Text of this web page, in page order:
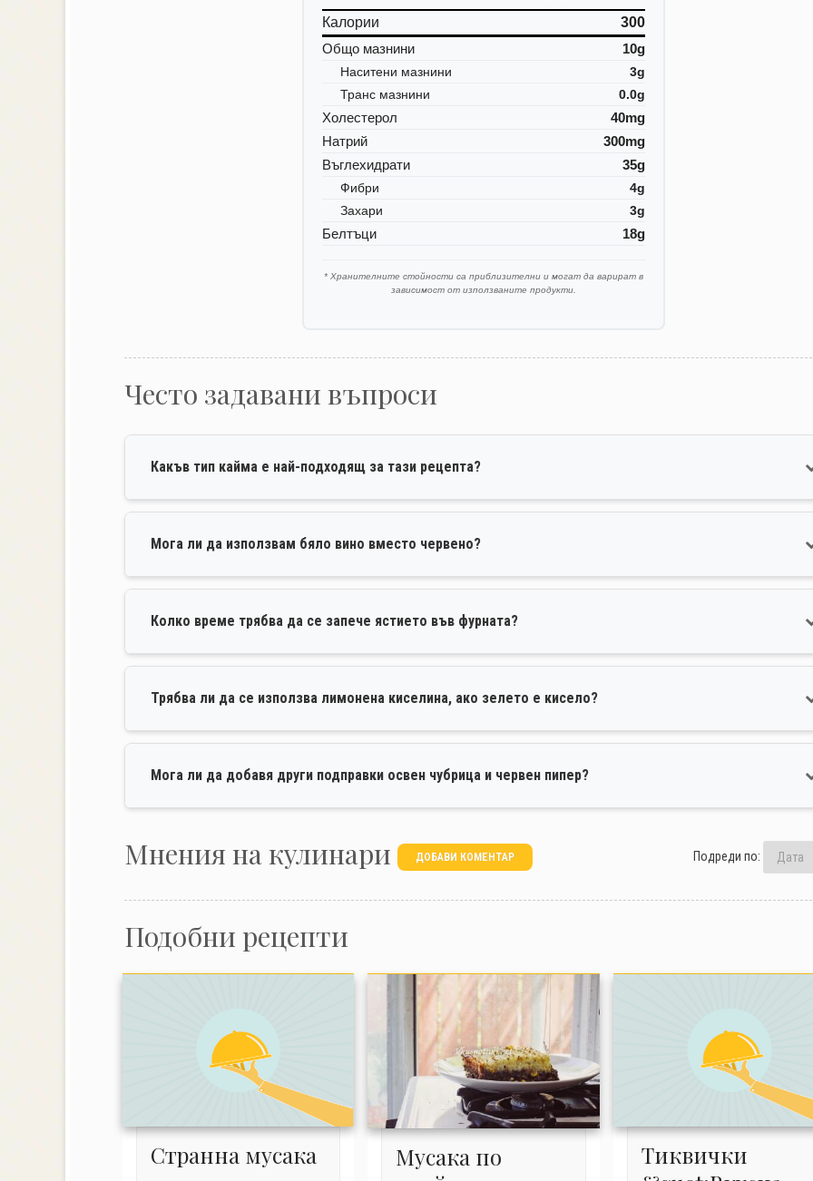
Калории
300
Общо мазнини
10g
Наситени мазнини
3g
Транс мазнини
0.0g
Холестерол
40mg
Натрий
300mg
Въглехидрати
35g
Фибри
4g
Захари
3g
Белтъци 18g
* Хранителните стойности са приблизителни и могат да варират в
зависимост от използваните продукти.
Често задавани въпроси
Какъв тип кайма е най-подходящ за тази рецепта?
Мога ли да използвам бяло вино вместо червено?
Колко време трябва да се запече ястието във фурната?
Трябва ли да се използва лимонена киселина, ако зелето е кисело?
Мога ли да добавя други подправки освен чубрица и червен пипер?
Mнения на кулинари ДОБАВИ КОМЕНТАР Подреди по:
Подобни рецепти
Странна мусака
Мусака по
Тиквички